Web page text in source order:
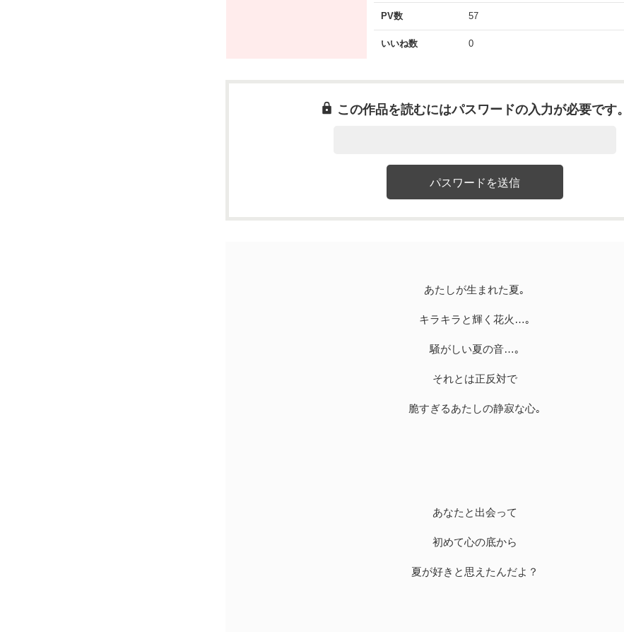
PV数 57
いいね数 0
この作品を読むにはパスワードの入力が必要です。
あたしが生まれた夏｡
キラキラと輝く花火…｡
騒がしい夏の音…｡
それとは正反対で
脆すぎるあたしの静寂な心｡
あなたと出会って
初めて心の底から
夏が好きと思えたんだよ？